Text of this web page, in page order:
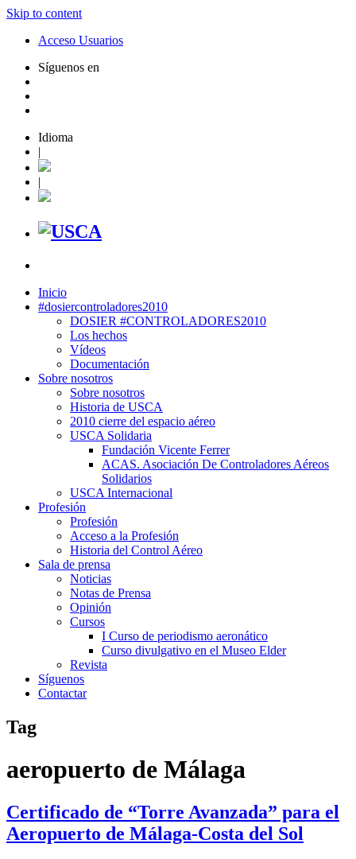
Skip to content
Acceso Usuarios
Síguenos en
Idioma
|
|
Inicio
#dosiercontroladores2010
DOSIER #CONTROLADORES2010
Los hechos
Vídeos
Documentación
Sobre nosotros
Sobre nosotros
Historia de USCA
2010 cierre del espacio aéreo
USCA Solidaria
Fundación Vicente Ferrer
ACAS. Asociación De Controladores Aéreos
Solidarios
USCA Internacional
Profesión
Profesión
Acceso a la Profesión
Historia del Control Aéreo
Sala de prensa
Noticias
Notas de Prensa
Opinión
Cursos
I Curso de periodismo aeronático
Curso divulgativo en el Museo Elder
Revista
Síguenos
Contactar
Tag
aeropuerto de Málaga
Certificado de “Torre Avanzada” para el
Aeropuerto de Málaga-Costa del Sol